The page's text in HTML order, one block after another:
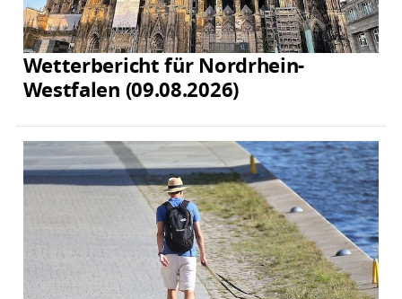
Wetterbericht für Nordrhein-
Westfalen (09.08.2026)